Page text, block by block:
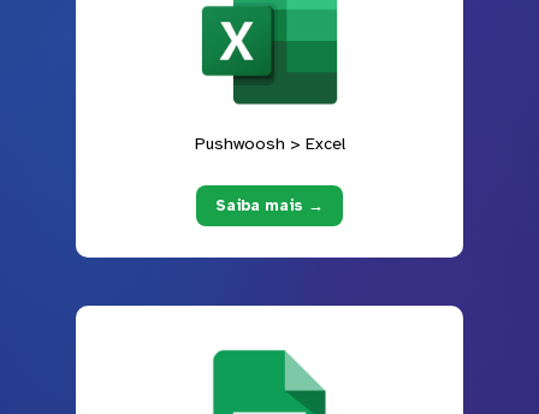
Pushwoosh > Excel
Saiba mais →